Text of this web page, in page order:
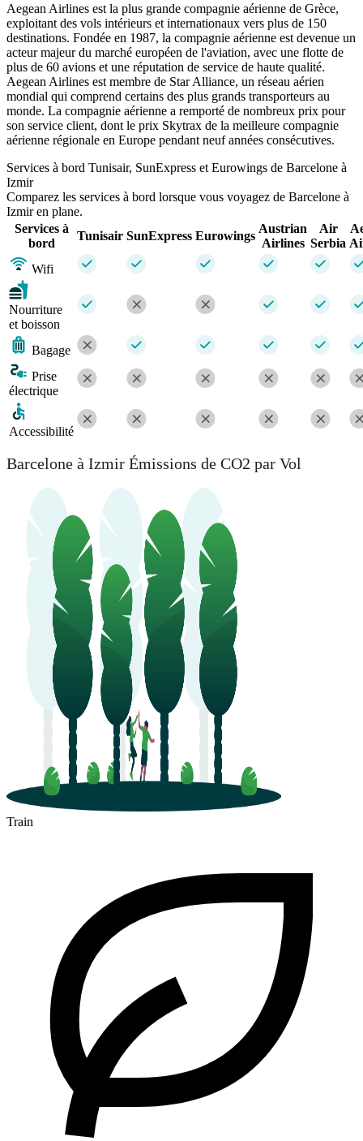
Aegean Airlines est la plus grande compagnie aérienne de Grèce,
exploitant des vols intérieurs et internationaux vers plus de 150
destinations. Fondée en 1987, la compagnie aérienne est devenue un
acteur majeur du marché européen de l'aviation, avec une flotte de
plus de 60 avions et une réputation de service de haute qualité.
Aegean Airlines est membre de Star Alliance, un réseau aérien
mondial qui comprend certains des plus grands transporteurs au
monde. La compagnie aérienne a remporté de nombreux prix pour
son service client, dont le prix Skytrax de la meilleure compagnie
aérienne régionale en Europe pendant neuf années consécutives.
Services à bord Tunisair, SunExpress et Eurowings de Barcelone à
Izmir
Comparez les services à bord lorsque vous voyagez de Barcelone à
Izmir en plane.
Services à
bord
Tunisair SunExpress Eurowings
Austrian
Airlines
Air
Serbia
Wifi
Nourriture
et boisson
Bagage
Prise
électrique
Accessibilité
Barcelone à Izmir Émissions de CO2 par Vol
Train